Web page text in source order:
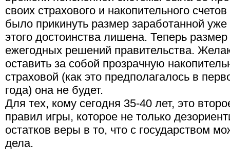
своих страхового и накопительного
было прикинуть размер заработанной
этого достоинства лишена. Теперь размер
ежегодных решений правительства.
оставить за собой прозрачную
страховой (как это предполагалось в
года) она не будет.
Для тех, кому сегодня 35-40 лет, это
правил игры, которое не только
остатков веры в то, что с государством
дела.